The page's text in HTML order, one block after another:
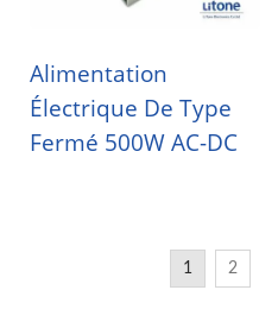
Alimentation
Électrique De Type
Fermé 500W AC-DC
1 2